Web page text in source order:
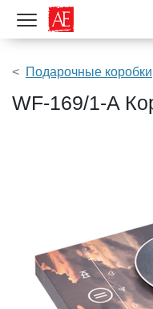
Показать меню
Подарочные коробки
WF-169/1-A